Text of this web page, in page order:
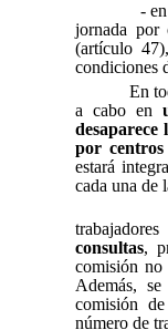
-
jornada por
(artículo
condiciones
En
a cabo en
desaparece
por
estará
cada una de
consultas,
comisión
Además,
comisión
número de